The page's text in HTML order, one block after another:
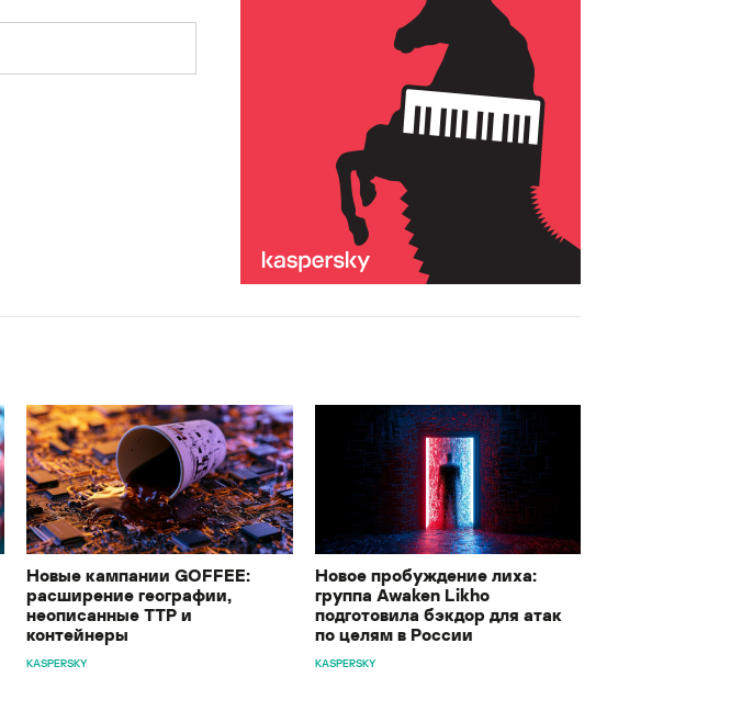
Новые кампании GOFFEE:
расширение географии,
неописанные TTP и
контейнеры
KASPERSKY
Новое пробуждение лиха:
группа Awaken Likho
подготовила бэкдор для атак
по целям в России
KASPERSKY